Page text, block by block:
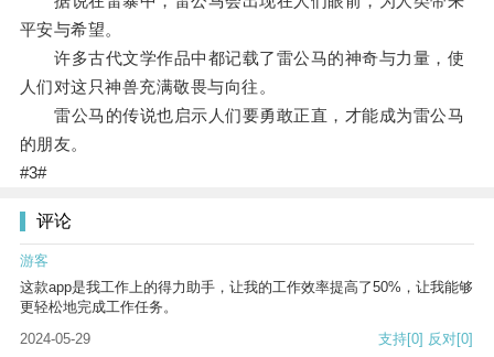
平安与希望。
许多古代文学作品中都记载了雷公马的神奇与力量，使
人们对这只神兽充满敬畏与向往。
雷公马的传说也启示人们要勇敢正直，才能成为雷公马
的朋友。
#3#
评论
游客
这款app是我工作上的得力助手，让我的工作效率提高了50%，让我能够
更轻松地完成工作任务。
2024-05-29
支持[0] 反对[0]